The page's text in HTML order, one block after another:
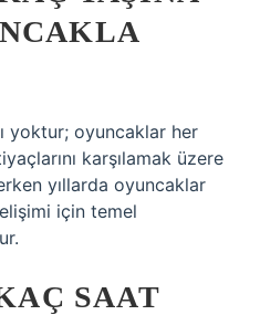
yoktur; oyuncaklar her
karşılamak üzere
yıllarda oyuncaklar
için temel
SAAT